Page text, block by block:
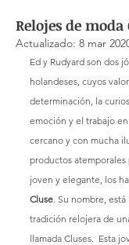
Relojes de moda
Actualizado: 8 mar
Ed y Rudyard son dos
holandeses, cuyos
determinación, la
emoción y el trabajo
cercano y con mucha
productos
joven y elegante, los
Cluse. Su nombre,
tradición relojera de
llamada Cluses.  Esta